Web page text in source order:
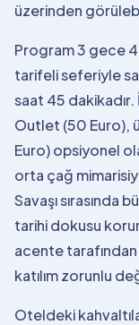
üzerinden
Program 3 gece 4
tarifeli seferiyle
saat 45
Outlet (50 Euro),
Euro) opsiyonel
orta çağ
Savaşı sırasında
tarihi dokusu
acente tarafından
katılım zorunlu
Oteldeki